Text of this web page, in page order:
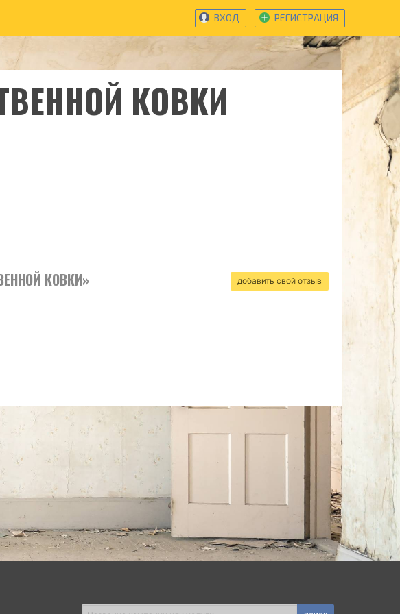
ВХОД РЕГИСТРАЦИЯ
КОВКИ
КОВКИ» добавить свой отзыв